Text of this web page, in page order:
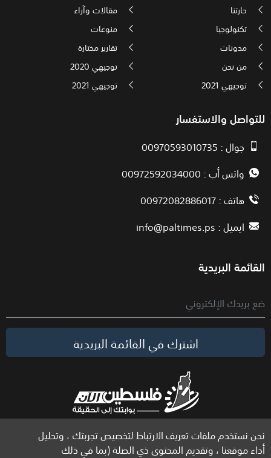
نحن نستخدم ملفات تعريف الارتباط لتخصيص تجربتك ، وتحليل
أداء موقعنا ، وتقديم المحتوى ذي الصلة (بما في ذلك
حارتنا
مقالات وآراء
تكنولوجيا
منوعات
مدونات
تقارير مختارة
من نحن
توجيهي 2020
توجيهي 2021
توجيهي 2021
للتواصل والاستفسار
جوال : 00970593010735
واتس أب : 00972592034000
هاتف : 00972082886017
ايميل :info@paltimes.ps
القائمة البريدية
اشترك في القائمة البريدية
الحقوق محفوظة لموقع فلسطين الآن © 2026